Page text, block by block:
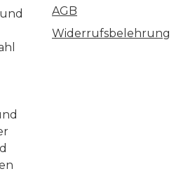
AGB
Widerrufsbelehrung